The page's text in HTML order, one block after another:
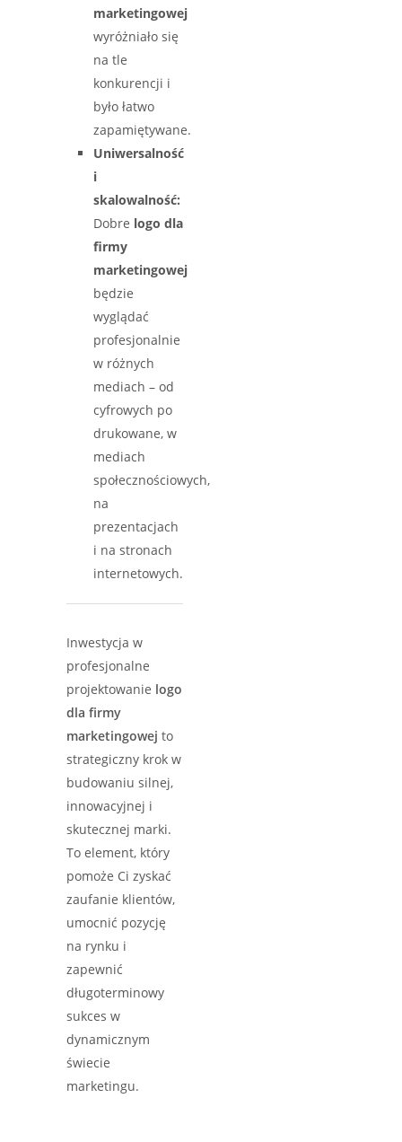
marketingowej
wyróżniało się
na tle
konkurencji i
było łatwo
zapamiętywane.
Uniwersalność
i
skalowalność:
Dobre logo dla
firmy
marketingowej
będzie
wyglądać
profesjonalnie
w różnych
mediach – od
cyfrowych po
drukowane, w
mediach
społecznościowych,
na
prezentacjach
i na stronach
internetowych.
Inwestycja w
profesjonalne
projektowanie logo
dla firmy
marketingowej to
strategiczny krok w
budowaniu silnej,
innowacyjnej i
skutecznej marki.
To element, który
pomoże Ci zyskać
zaufanie klientów,
umocnić pozycję
na rynku i
zapewnić
długoterminowy
sukces w
dynamicznym
świecie
marketingu.